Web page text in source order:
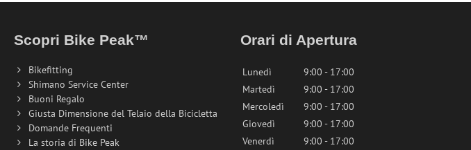
Scopri Bike Peak™
Bikefitting
Shimano Service Center
Buoni Regalo
Giusta Dimensione del Telaio della Bicicletta
Domande Frequenti
La storia di Bike Peak
Orari di Apertura
Lunedì
9:00 - 17:00
Martedì
9:00 - 17:00
Mercoledì
9:00 - 17:00
Giovedì
9:00 - 17:00
Venerdì
9:00 - 17:00